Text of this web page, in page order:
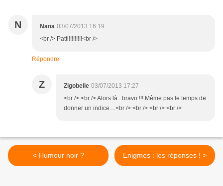
N Nana 03/07/2013 16:19
<br /> Patti!!!!!!!!!<br />
Répondre
Z Zigobelle 03/07/2013 17:27
<br /> <br /> Alors là : bravo !!! Même pas le temps de
donner un indice....<br /> <br /> <br /> <br />
< Humour noir ? Enigmes : les réponses ! >